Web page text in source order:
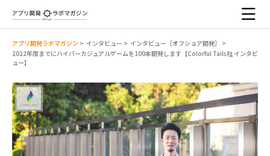
アプリ開発ラボマガジン > インタビュー > インタビュー［オフショア開発］
>
2022年度までにハイパーカジュアルゲームを100本開発します【Colorful Tails社 インタビ
ュー】